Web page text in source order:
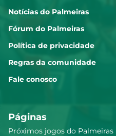
Notícias do Palmeiras
Fórum do Palmeiras
Política de privacidade
Regras da comunidade
Fale conosco
Páginas
Próximos jogos do Palmeiras